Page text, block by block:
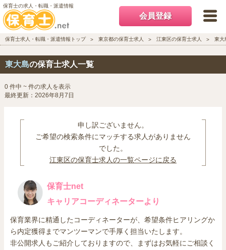
保育士の求人・転職・派遣情報
会員登録
保育士求人・転職・派遣情報トップ 東京都の保育士求人 江東区の保育士求人 東大
東大島の保育士求人一覧
0 件中 ~ 件の求人を表示
最終更新：2026年8月7日
申し訳ございません。
ご希望の検索条件にマッチする求人がありません
でした。
江東区の保育士求人の一覧ページに戻る
保育士net
キャリアコーディネーターより
保育業界に精通したコーディネーターが、希望条件ヒアリングか
ら内定獲得までマンツーマンで手厚く担当いたします。
非公開求人もご紹介しておりますので、まずはお気軽にご相談く